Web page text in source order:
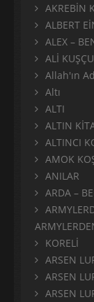
AKREBİN
ALBERT
ALEX –
ALİ
Allah'ın
Altı
ALTI
ALTIN
ALTINCI
AMOK
ANILAR
ARDA –
KORELİ
ARSEN
ARSEN
ARSEN